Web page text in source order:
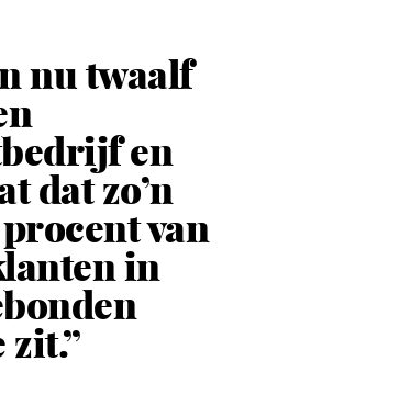
nu twaalf
en
dat zo’n
van
in